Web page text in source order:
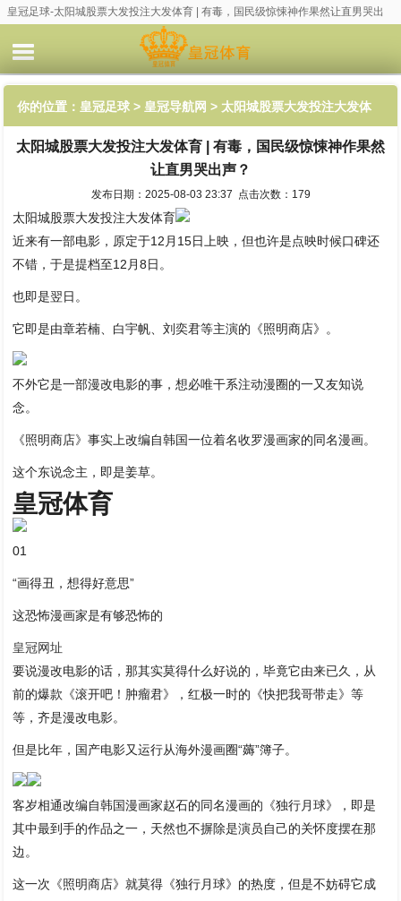
皇冠足球-太阳城股票大发投注大发体育 | 有毒，国民级惊悚神作果然让直男哭出
你的位置： 皇冠足球 > 皇冠导航网 > 太阳城股票大发投注大发体
育 | 有毒，国民级惊悚神作果然让直男哭出声？
太阳城股票大发投注大发体育 | 有毒，国民级惊悚神作果然
让直男哭出声？
发布日期：2025-08-03 23:37 点击次数：179
太阳城股票大发投注大发体育
近来有一部电影，原定于12月15日上映，但也许是点映时候口碑还
不错，于是提档至12月8日。
也即是翌日。
它即是由章若楠、白宇帆、刘奕君等主演的《照明商店》。
不外它是一部漫改电影的事，想必唯干系注动漫圈的一又友知说
念。
《照明商店》事实上改编自韩国一位着名收罗漫画家的同名漫画。
这个东说念主，即是姜草。
皇冠体育
01
“画得丑，想得好意思”
这恐怖漫画家是有够恐怖的
皇冠网址
要说漫改电影的话，那其实莫得什么好说的，毕竟它由来已久，从
前的爆款《滚开吧！肿瘤君》，红极一时的《快把我哥带走》等
等，齐是漫改电影。
但是比年，国产电影又运行从海外漫画圈“薅”簿子。
客岁相通改编自韩国漫画家赵石的同名漫画的《独行月球》，即是
其中最到手的作品之一，天然也不摒除是演员自己的关怀度摆在那
边。
这一次《照明商店》就莫得《独行月球》的热度，但是不妨碍它成